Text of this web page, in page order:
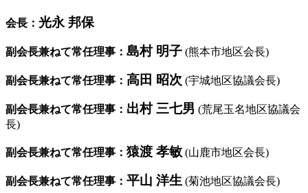
会長： 光永 邦保
副会長兼ねて常任理事： 島村 明子 (熊本市地区会長)
副会長兼ねて常任理事： 高田 昭次 (宇城地区協議会長)
副会長兼ねて常任理事： 出村 三七男 (荒尾玉名地区協議会
長)
副会長兼ねて常任理事： 猿渡 孝敏 (山鹿市地区会長)
副会長兼ねて常任理事： 平山 洋生 (菊池地区協議会長)